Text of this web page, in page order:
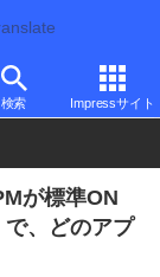
検索 Impressサイト
リ 新バージョン
が標準ON
、どのアプ